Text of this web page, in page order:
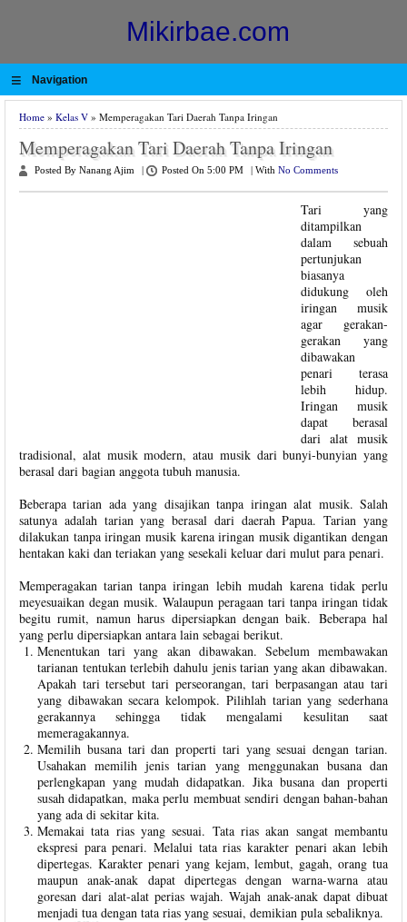
Mikirbae.com
≡ Navigation
Home » Kelas V » Memperagakan Tari Daerah Tanpa Iringan
Memperagakan Tari Daerah Tanpa Iringan
Posted By Nanang Ajim Posted On 5:00 PM With No Comments
Tari yang
ditampilkan
dalam sebuah
pertunjukan
biasanya
didukung oleh
iringan musik
agar gerakan-
gerakan yang
dibawakan
penari terasa
lebih hidup.
Iringan musik
dapat berasal
dari alat musik
tradisional, alat musik modern, atau musik dari bunyi-bunyian yang
berasal dari bagian anggota tubuh manusia.
Beberapa tarian ada yang disajikan tanpa iringan alat musik. Salah
satunya adalah tarian yang berasal dari daerah Papua. Tarian yang
dilakukan tanpa iringan musik karena iringan musik digantikan dengan
hentakan kaki dan teriakan yang sesekali keluar dari mulut para penari.
Memperagakan tarian tanpa iringan lebih mudah karena tidak perlu
meyesuaikan degan musik. Walaupun peragaan tari tanpa iringan tidak
begitu rumit, namun harus dipersiapkan dengan baik. Beberapa hal
yang perlu dipersiapkan antara lain sebagai berikut.
Menentukan tari yang akan dibawakan. Sebelum membawakan
tarianan tentukan terlebih dahulu jenis tarian yang akan dibawakan.
Apakah tari tersebut tari perseorangan, tari berpasangan atau tari
yang dibawakan secara kelompok. Pilihlah tarian yang sederhana
gerakannya sehingga tidak mengalami kesulitan saat
memeragakannya.
Memilih busana tari dan properti tari yang sesuai dengan tarian.
Usahakan memilih jenis tarian yang menggunakan busana dan
perlengkapan yang mudah didapatkan. Jika busana dan properti
susah didapatkan, maka perlu membuat sendiri dengan bahan-bahan
yang ada di sekitar kita.
Memakai tata rias yang sesuai. Tata rias akan sangat membantu
ekspresi para penari. Melalui tata rias karakter penari akan lebih
dipertegas. Karakter penari yang kejam, lembut, gagah, orang tua
maupun anak-anak dapat dipertegas dengan warna-warna atau
goresan dari alat-alat perias wajah. Wajah anak-anak dapat dibuat
menjadi tua dengan tata rias yang sesuai, demikian pula sebaliknya.